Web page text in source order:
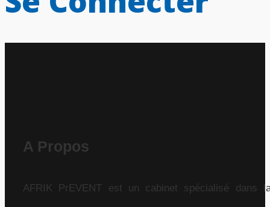
A Propos
AFRIK PrEVENT est un cabinet spécialisé dans